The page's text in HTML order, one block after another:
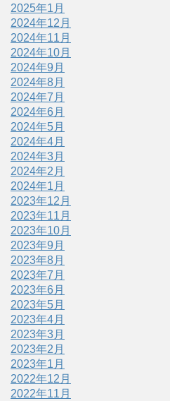
2025年1月
2024年12月
2024年11月
2024年10月
2024年9月
2024年8月
2024年7月
2024年6月
2024年5月
2024年4月
2024年3月
2024年2月
2024年1月
2023年12月
2023年11月
2023年10月
2023年9月
2023年8月
2023年7月
2023年6月
2023年5月
2023年4月
2023年3月
2023年2月
2023年1月
2022年12月
2022年11月